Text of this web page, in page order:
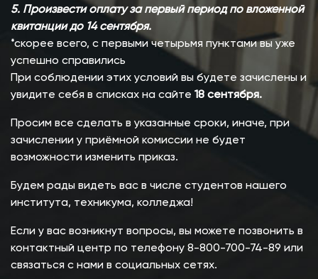
5. Произвести оплату за первый период по вложенной
квитанции до 14 сентября.
*скорее всего, с первыми четырьмя пунктами вы уже
успешно справились
При соблюдении этих условий вы будете зачислены и
увидите себя в списках на сайте 18 сентября.
Просим все сделать в указанные сроки, иначе, при
зачислении у приёмной комиссии не будет
возможности изменить приказ.
Будем рады видеть вас в числе студентов нашего
института, техникума, колледжа!
Если у вас возникнут вопросы, вы можете позвонить в
контактный центр по телефону 8-800-700-74-89 или
связаться с нами в социальных сетях.